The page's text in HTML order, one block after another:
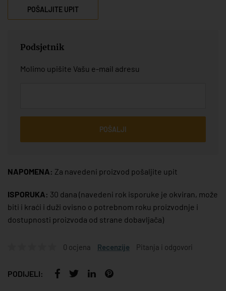
POŠALJITE UPIT
Podsjetnik
Molimo upišite Vašu e-mail adresu
POŠALJI
NAPOMENA: Za navedeni proizvod pošaljite upit
ISPORUKA: 30 dana (navedeni rok isporuke je okviran, može
biti i kraći i duži ovisno o potrebnom roku proizvodnje i
dostupnosti proizvoda od strane dobavljača)
0 ocjena Recenzije Pitanja i odgovori
PODIJELI: